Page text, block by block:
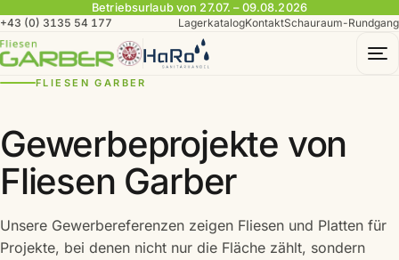
Betriebsurlaub von 27.07. – 09.08.2026
+43 (0) 3135 54 177
LagerkatalogKontaktSchauraum-Rundgang
FLIESEN GARBER
Gewerbeprojekte von
Fliesen Garber
Unsere Gewerbereferenzen zeigen Fliesen und Platten für
Projekte, bei denen nicht nur die Fläche zählt, sondern